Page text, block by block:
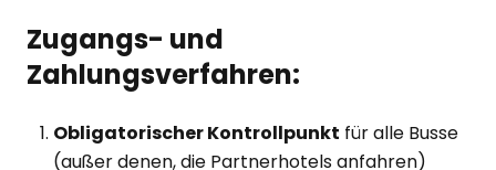
Zugangs- und
Zahlungsverfahren:
Obligatorischer Kontrollpunkt für alle Busse
(außer denen, die Partnerhotels anfahren)